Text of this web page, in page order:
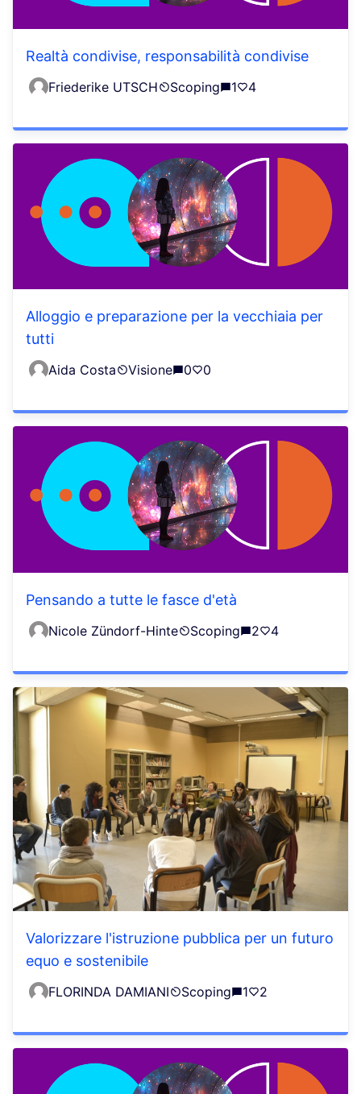
Realtà condivise, responsabilità condivise
Friederike UTSCH Scoping 1 4
Alloggio e preparazione per la vecchiaia per
tutti
Aida Costa Visione 0 0
Pensando a tutte le fasce d'età
Nicole Zündorf-Hinte Scoping 2 4
Valorizzare l'istruzione pubblica per un futuro
equo e sostenibile
FLORINDA DAMIANI Scoping 1 2